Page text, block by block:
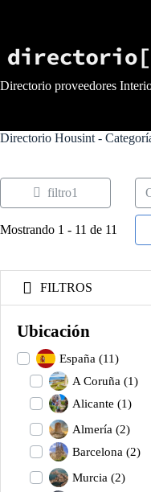
Directorio proveedores
Directorio Housint -
filtro1
Mostrando 1 - 11 de 11
FILTROS
Ubicación
España (11)
A Coruña (1)
Alicante (1)
Almería (2)
Barcelona (2)
Murcia (2)